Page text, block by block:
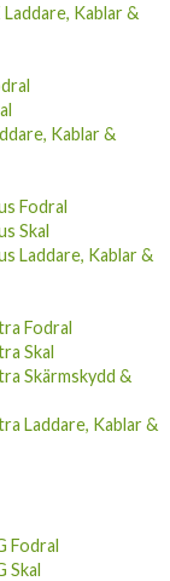
Laddare, Kablar &
Kablar &
Fodral
Skal
Laddare, Kablar &
Fodral
Skal
Skärmskydd &
Laddare, Kablar &
Fodral
Skal